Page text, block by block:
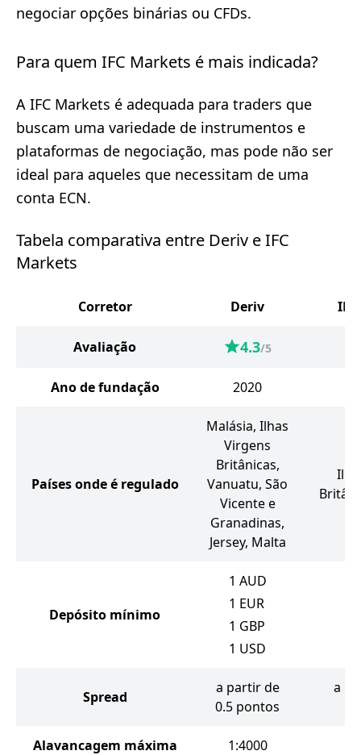
negociar opções binárias ou CFDs.
Para quem IFC Markets é mais indicada?
A IFC Markets é adequada para traders que
buscam uma variedade de instrumentos e
plataformas de negociação, mas pode não ser
ideal para aqueles que necessitam de uma
conta ECN.
Tabela comparativa entre Deriv e IFC
Markets
Corretor Deriv
Avaliação 4.3/5
Ano de fundação 2020
Países onde é regulado
Malásia, Ilhas
Virgens
Britânicas,
Vanuatu, São
Vicente e
Granadinas,
Jersey, Malta
Depósito mínimo
1 AUD
1 EUR
1 GBP
1 USD
Spread
a partir de
0.5 pontos
a
Alavancagem máxima 1:4000